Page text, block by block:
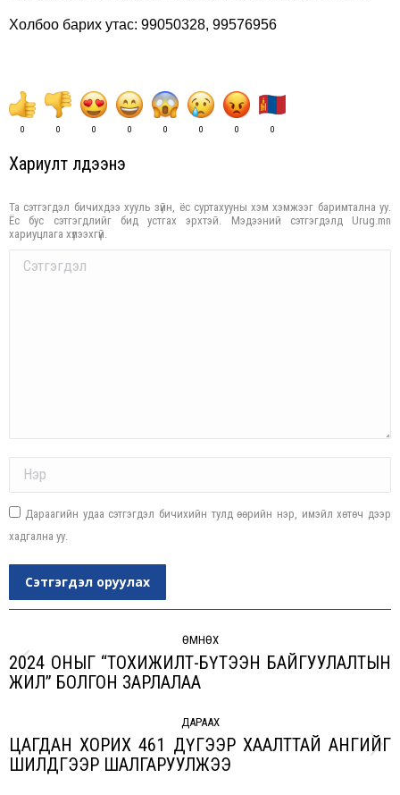
Холбоо барих утас: 99050328, 99576956
0 0 0 0 0 0 0 0
Хариулт үлдээнэ үү
Та сэтгэгдэл бичихдээ хууль зүйн, ёс суртахууны хэм хэмжээг баримтална уу.
Ёс бус сэтгэгдлийг бид устгах эрхтэй. Мэдээний сэтгэгдэлд Urug.mn
хариуцлага хүлээхгүй.
Comment
Дараагийн удаа сэтгэгдэл бичихийн тулд өөрийн нэр, имэйл хөтөч дээр
хадгална уу.
Сэтгэгдэл оруулах
navigation
ӨМНӨХ
Previous
2024 ОНЫГ “ТОХИЖИЛТ-БҮТЭЭН БАЙГУУЛАЛТЫН
ЖИЛ” БОЛГОН ЗАРЛАЛАА
ДАРААХ
Next
ЦАГДАН ХОРИХ 461 ДҮГЭЭР ХААЛТТАЙ АНГИЙГ
ШИЛДГЭЭР ШАЛГАРУУЛЖЭЭ